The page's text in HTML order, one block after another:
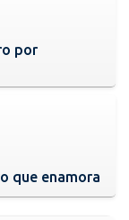
por
que enamora